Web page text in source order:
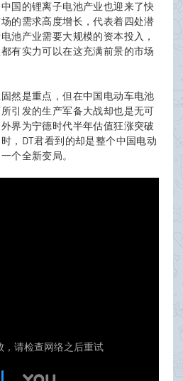
国的锂离子电池产业也迎来了快
的需求高度增长，代表着四处潜
池产业需要大规模的资本投入，
有实力可以在这充满前景的市场
然是重点，但在中国电动车电池
引发的生产军备大战却也是无可
界为宁德时代半年估值狂涨突破
，DT君看到的却是整个中国电动
个全新变局。